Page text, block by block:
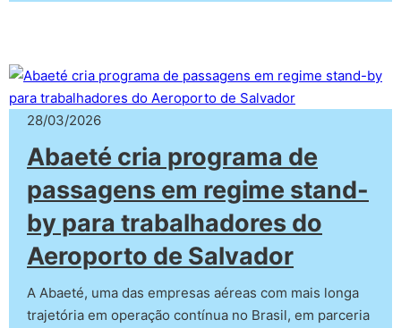
28/03/2026
Abaeté cria programa de
passagens em regime stand-
by para trabalhadores do
Aeroporto de Salvador
A Abaeté, uma das empresas aéreas com mais longa
trajetória em operação contínua no Brasil, em parceria